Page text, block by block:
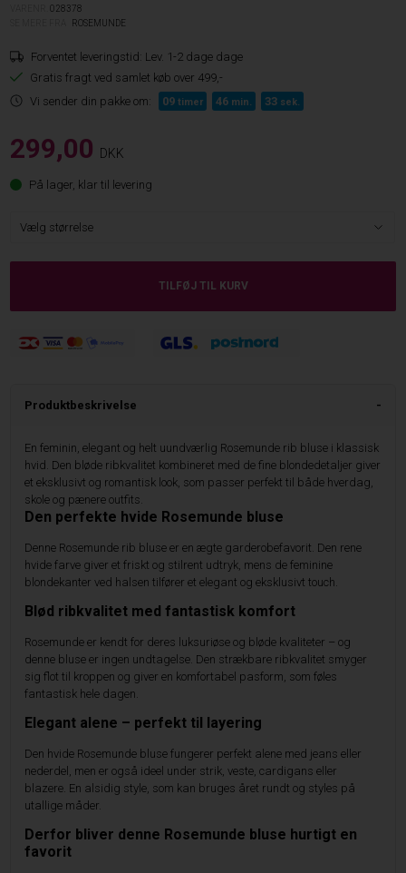
VARENR.028378
ROSEMUNDE
Forventet leveringstid: Lev. 1-2 dage dage
Gratis fragt ved samlet køb over 499,-
Vi sender din pakke om:
09 timer 46 min. 32 sek.
299,00 DKK
På lager, klar til levering
Produktbeskrivelse
En feminin, elegant og helt uundværlig Rosemunde rib bluse i klassisk
hvid. Den bløde ribkvalitet kombineret med de fine blondedetaljer giver
et eksklusivt og romantisk look, som passer perfekt til både hverdag,
skole og pænere outfits.
Den perfekte hvide Rosemunde bluse
Denne Rosemunde rib bluse er en ægte garderobefavorit. Den rene
hvide farve giver et friskt og stilrent udtryk, mens de feminine
blondekanter ved halsen tilfører et elegant og eksklusivt touch.
Blød ribkvalitet med fantastisk komfort
Rosemunde er kendt for deres luksuriøse og bløde kvaliteter – og
denne bluse er ingen undtagelse. Den strækbare ribkvalitet smyger
sig flot til kroppen og giver en komfortabel pasform, som føles
fantastisk hele dagen.
Elegant alene – perfekt til layering
Den hvide Rosemunde bluse fungerer perfekt alene med jeans eller
nederdel, men er også ideel under strik, veste, cardigans eller
blazere. En alsidig style, som kan bruges året rundt og styles på
utallige måder.
Derfor bliver denne Rosemunde bluse hurtigt en
favorit